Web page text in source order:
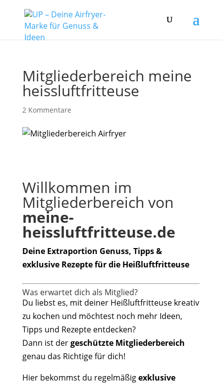
Mitgliederbereich meine
heissluftfritteuse
2 Kommentare
Willkommen im
Mitgliederbereich von
meine-
heissluftfritteuse.de
Deine Extraportion Genuss, Tipps &
exklusive Rezepte für die Heißluftfritteuse
Was erwartet dich als Mitglied?
Du liebst es, mit deiner Heißluftfritteuse kreativ
zu kochen und möchtest noch mehr Ideen,
Tipps und Rezepte entdecken?
Dann ist dergeschützte Mitgliederbereich
genau das Richtige für dich!
Hier bekommst du regelmäßigexklusive